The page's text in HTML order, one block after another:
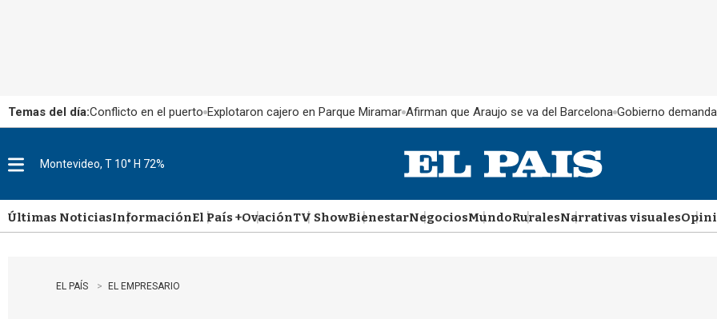
Temas del día:Conflicto en el puerto Explotaron cajero en Parque Miramar Afirman que Araujo se va del Barcelona Gobierno
u
Montevideo, T 10° H 72%
Últimas NoticiasInformaciónEl País +OvaciónTV ShowBienestarNegociosMundoRuralesNarrativas visuales
EL PAÍS EL EMPRESARIO